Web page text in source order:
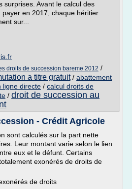
surprises. Avant le calcul des
en 2017, chaque héritier
sur...
droits de succession bareme 2012 /
a titre gratuit/ abattement
ligne directe / calcul droits de
/ droit de succession au
- Crédit Agricole
sont calculés sur la part nette
Leur montant varie selon le lien
eux et le défunt. Certains
exonérés de droits de
de droits